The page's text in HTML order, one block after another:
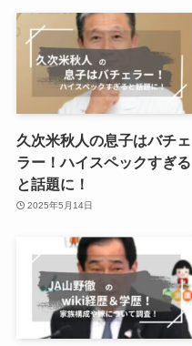
久次米秋人の息子はバチェ
ラー！ハイスペックすぎる
と話題に！
2025年5月14日